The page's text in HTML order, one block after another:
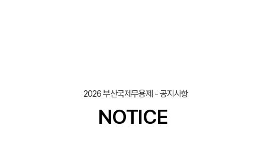
2026 부산국제무용제 - 공지사항
NOTICE